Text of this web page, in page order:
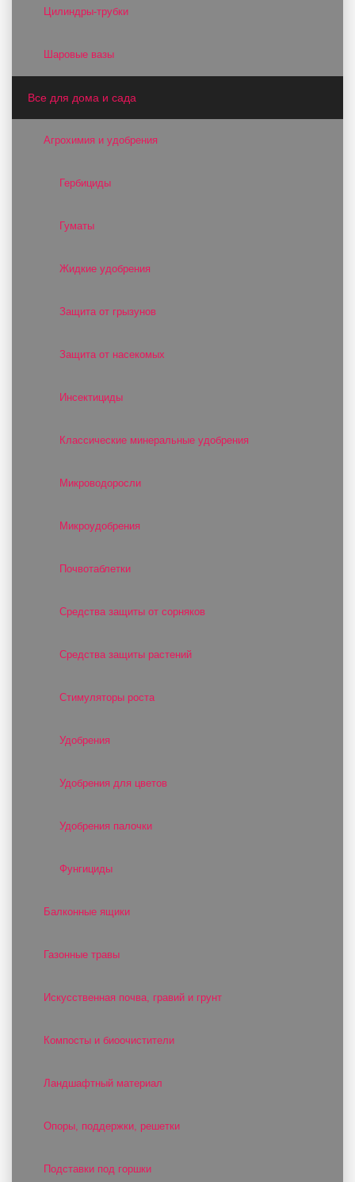
Цилиндры-трубки
Шаровые вазы
Все для дома и сада
Агрохимия и удобрения
Гербициды
Гуматы
Жидкие удобрения
Защита от грызунов
Защита от насекомых
Инсектициды
Классические минеральные удобрения
Микроводоросли
Микроудобрения
Почвотаблетки
Средства защиты от сорняков
Средства защиты растений
Стимуляторы роста
Удобрения
Удобрения для цветов
Удобрения палочки
Фунгициды
Балконные ящики
Газонные травы
Искусственная почва, гравий и грунт
Компосты и биоочистители
Ландшафтный материал
Опоры, поддержки, решетки
Подставки под горшки